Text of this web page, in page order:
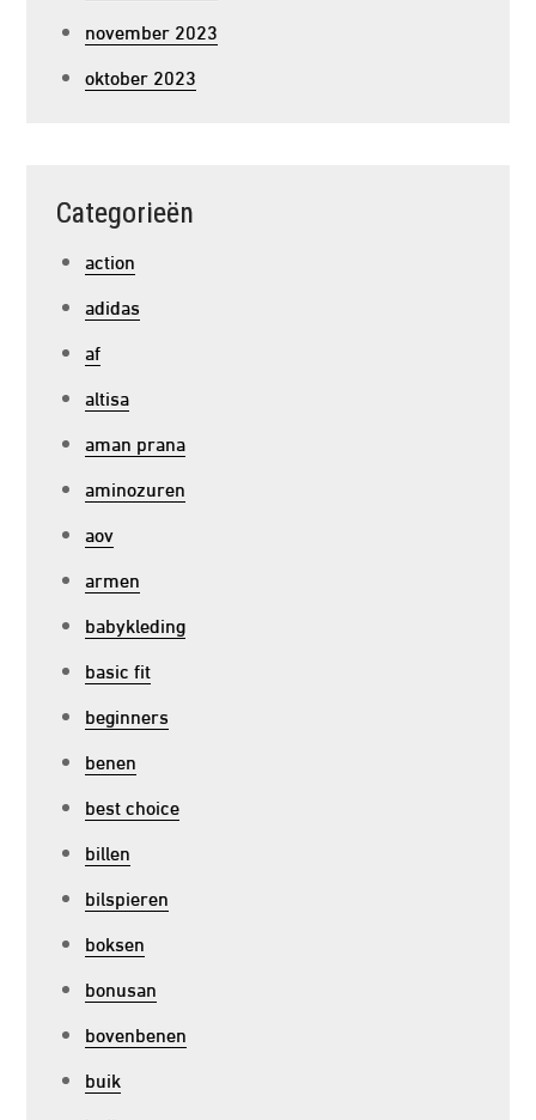
november 2023
oktober 2023
Categorieën
action
adidas
af
altisa
aman prana
aminozuren
aov
armen
babykleding
basic fit
beginners
benen
best choice
billen
bilspieren
boksen
bonusan
bovenbenen
buik